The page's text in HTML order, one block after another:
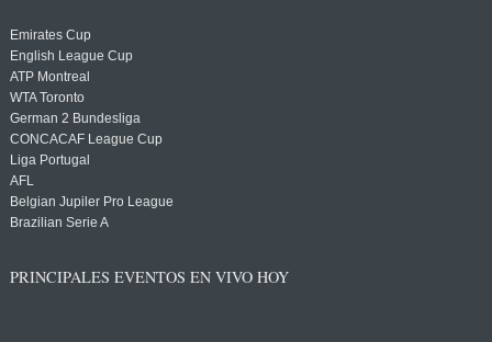
Emirates Cup
English League Cup
ATP Montreal
WTA Toronto
German 2 Bundesliga
CONCACAF League Cup
Liga Portugal
AFL
Belgian Jupiler Pro League
Brazilian Serie A
PRINCIPALES EVENTOS EN VIVO HOY